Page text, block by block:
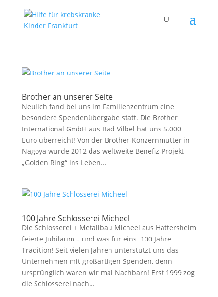
Brother an unserer Seite
Neulich fand bei uns im Familienzentrum eine
besondere Spendenübergabe statt. Die Brother
International GmbH aus Bad Vilbel hat uns 5.000
Euro überreicht! Von der Brother-Konzernmutter in
Nagoya wurde 2012 das weltweite Benefiz-Projekt
„Golden Ring“ ins Leben...
100 Jahre Schlosserei Micheel
Die Schlosserei + Metallbau Micheel aus Hattersheim
feierte Jubiläum – und was für eins. 100 Jahre
Tradition! Seit vielen Jahren unterstützt uns das
Unternehmen mit großartigen Spenden, denn
ursprünglich waren wir mal Nachbarn! Erst 1999 zog
die Schlosserei nach...